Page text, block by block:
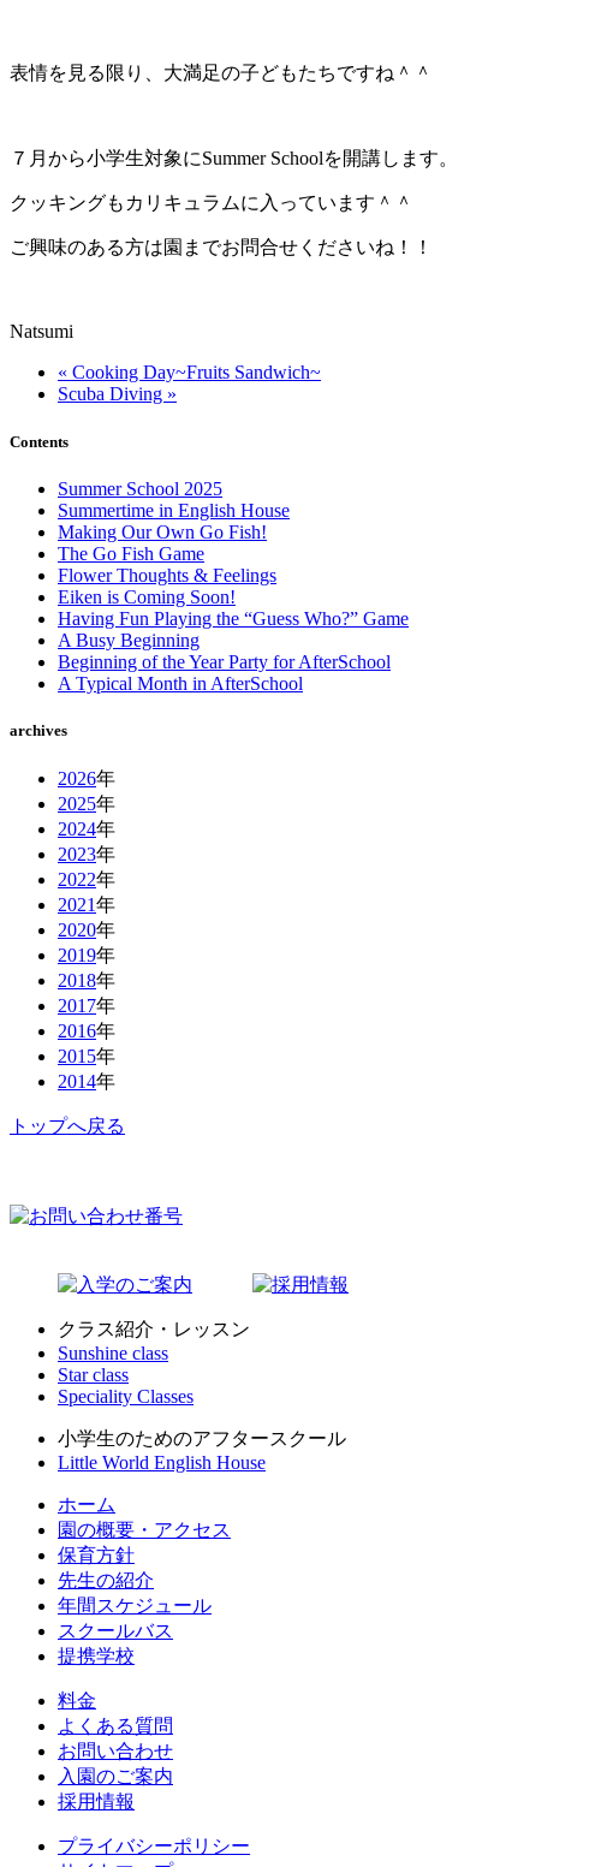
表情を見る限り、大満足の子どもたちですね＾＾
７月から小学生対象にSummer Schoolを開講します。
クッキングもカリキュラムに入っています＾＾
ご興味のある方は園までお問合せくださいね！！
Natsumi
« Cooking Day~Fruits Sandwich~
Scuba Diving »
Contents
Summer School 2025
Summertime in English House
Making Our Own Go Fish!
The Go Fish Game
Flower Thoughts & Feelings
Eiken is Coming Soon!
Having Fun Playing the “Guess Who?” Game
A Busy Beginning
Beginning of the Year Party for AfterSchool
A Typical Month in AfterSchool
archives
2026年
2025年
2024年
2023年
2022年
2021年
2020年
2019年
2018年
2017年
2016年
2015年
2014年
トップへ戻る
クラス紹介・レッスン
Sunshine class
Star class
Speciality Classes
小学生のためのアフタースクール
Little World English House
ホーム
園の概要・アクセス
保育方針
先生の紹介
年間スケジュール
スクールバス
提携学校
料金
よくある質問
お問い合わせ
入園のご案内
採用情報
プライバシーポリシー